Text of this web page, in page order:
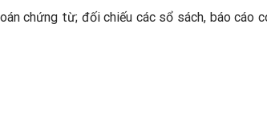
chứng từ; đối chiếu các sổ sách, báo cáo